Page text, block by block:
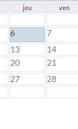
jeu ven
6 7
13 14
20 21
27 28